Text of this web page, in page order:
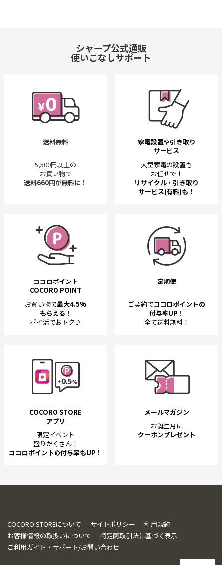
シャープ公式通販
使いこなしサポート
送料無料
5,500円以上の
お買い物で
送料660円が無料に！
家電設置や引き取り
サービス
大型家電の設置も
お任せで！
リサイクル・引き取り
サービス(有料)も！
ココロポイント
COCORO POINT
お買い物で最大4.5%
もらえる！
ポイ活でおトク♪
定期便
ご契約でココロポイントの
付与率UP！
全て送料無料！
COCORO STORE
アプリ
限定イベント
盛りだくさん！
ココロポイントの付与率もUP！
メールマガジン
お誕生月に
クーポンプレゼント
COCORO STOREについて サイトポリシー
利用規約
お客様情報の取扱いについて
特定商取引法に基づく表示
ご利用ガイド・サポート/お問い合わせ